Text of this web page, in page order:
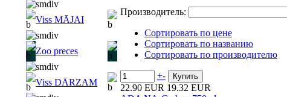
Viss MĀJAI
Zoo preces
Viss DĀRZAM
Производитель:
Сортировать по цене
Сортировать по названию
Сортировать по производителю
+-
22.90 EUR 19.32 EUR